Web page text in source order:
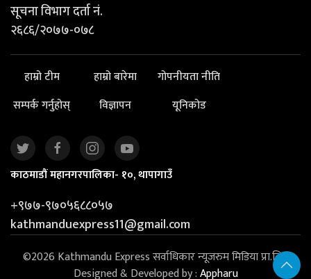
सूचना विभाग दर्ता नं.
२६८६/२०७७-०७८
हाम्रो टीम हाम्रो बारेमा
गोपनीयता नीति
सम्पर्क गर्नुहोस्
विज्ञापन यूनिकोड
काठमाडौं महानगरपालिका- १०, थापागाउँ
+९७७-९७०५६८८०५७
kathmanduexpress11@gmail.com
©2026 Kathmandu Express सर्वाधिकार न्यूजरुम मिडिया प्रा.लि. |
Designed & Developed by :Appharu